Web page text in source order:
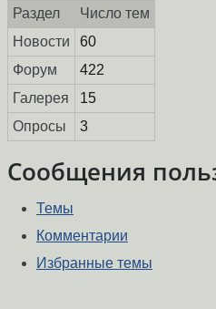
Раздел
Число тем
Новости
60
Форум
422
Галерея
15
Опросы
3
Сообщения
Темы
Комментарии
Избранные темы